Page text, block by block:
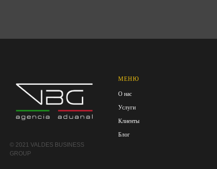
© 2021 VALDES BUSINESS
GROUP
МЕНЮ
О нас
Услуги
Клиенты
Блог